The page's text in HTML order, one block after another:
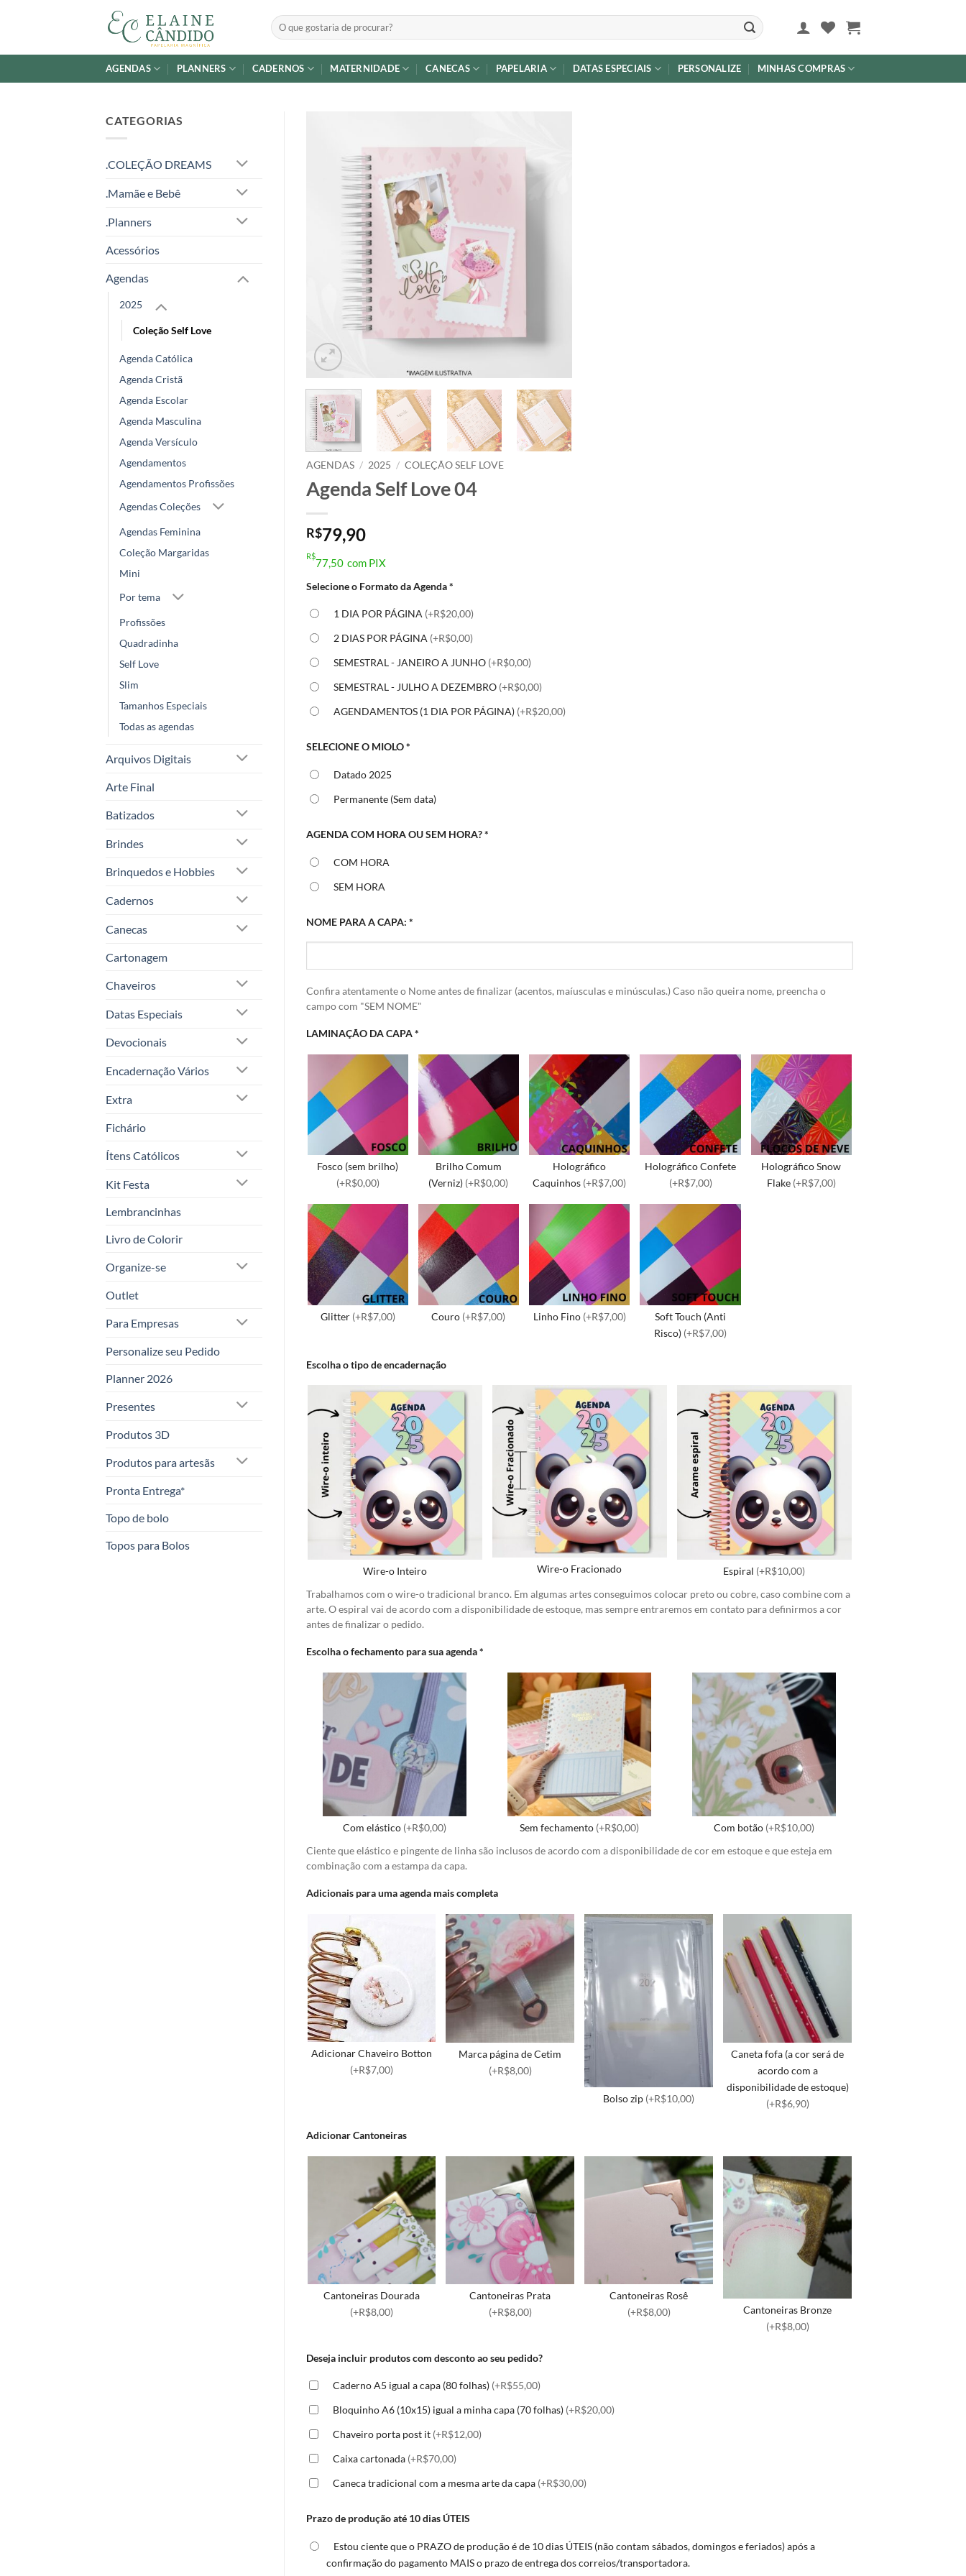
Pesquisar
por:
AGENDAS PLANNERS CADERNOS MATERNIDADE CANECAS PAPELARIA DATAS ESPECIAIS PERSONALIZE MINHAS COMPRAS
CATEGORIAS
.COLEÇÃO DREAMS
.Mamãe e Bebê
.Planners
Acessórios
Agendas
2025
Coleção Self Love
Agenda Católica
Agenda Cristã
Agenda Escolar
Agenda Masculina
Agenda Versículo
Agendamentos
Agendamentos Profissões
Agendas Coleções
Agendas Feminina
Coleção Margaridas
Mini
Por tema
Profissões
Quadradinha
Self Love
Slim
Tamanhos Especiais
Todas as agendas
Arquivos Digitais
Arte Final
Batizados
Brindes
Brinquedos e Hobbies
Cadernos
Canecas
Cartonagem
Chaveiros
Datas Especiais
Devocionais
Encadernação Vários
Extra
Fichário
Ítens Católicos
Kit Festa
Lembrancinhas
Livro de Colorir
Organize-se
Outlet
Para Empresas
Personalize seu Pedido
Planner 2026
Presentes
Produtos 3D
Produtos para artesãs
Pronta Entrega*
Topo de bolo
Topos para Bolos
Adicionar
AGENDAS / 2025 / COLEÇÃO SELF LOVE
Agenda Self Love 04
R$79,90
R$
77,50 com PIX
Selecione o Formato da Agenda *
1 DIA POR PÁGINA (+R$20,00)
2 DIAS POR PÁGINA (+R$0,00)
SEMESTRAL - JANEIRO A JUNHO (+R$0,00)
SEMESTRAL - JULHO A DEZEMBRO (+R$0,00)
AGENDAMENTOS (1 DIA POR PÁGINA) (+R$20,00)
SELECIONE O MIOLO *
Datado 2025
Permanente (Sem data)
AGENDA COM HORA OU SEM HORA? *
COM HORA
SEM HORA
NOME PARA A CAPA: *
Confira atentamente o Nome antes de finalizar (acentos, maíusculas e minúsculas.) Caso não queira nome, preencha o
campo com "SEM NOME"
LAMINAÇÃO DA CAPA *
Fosco (sem brilho)
(+R$0,00)
Brilho Comum
(Verniz) (+R$0,00)
Holográfico
Caquinhos (+R$7,00)
Holográfico Confete
(+R$7,00)
Holográfico Snow
Flake (+R$7,00)
Glitter (+R$7,00) Couro (+R$7,00) Linho Fino (+R$7,00)
Soft Touch (Anti
Risco) (+R$7,00)
Escolha o tipo de encadernação
Wire-o Inteiro Wire-o Fracionado Espiral (+R$10,00)
Trabalhamos com o wire-o tradicional branco. Em algumas artes conseguimos colocar preto ou cobre, caso combine com a
arte. O espiral vai de acordo com a disponibilidade de estoque, mas sempre entraremos em contato para definirmos a cor
antes de finalizar o pedido.
Escolha o fechamento para sua agenda *
Com elástico (+R$0,00) Sem fechamento (+R$0,00) Com botão (+R$10,00)
Ciente que elástico e pingente de linha são inclusos de acordo com a disponibilidade de cor em estoque e que esteja em
combinação com a estampa da capa.
Adicionais para uma agenda mais completa
Adicionar Chaveiro Botton
(+R$7,00)
Marca página de Cetim
(+R$8,00)
Bolso zip (+R$10,00)
Caneta fofa (a cor será de
acordo com a
disponibilidade de estoque)
(+R$6,90)
Adicionar Cantoneiras
Cantoneiras Dourada
(+R$8,00)
Cantoneiras Prata
(+R$8,00)
Cantoneiras Rosê
(+R$8,00)
Cantoneiras Bronze
(+R$8,00)
Deseja incluir produtos com desconto ao seu pedido?
Caderno A5 igual a capa (80 folhas) (+R$55,00)
Bloquinho A6 (10x15) igual a minha capa (70 folhas) (+R$20,00)
Chaveiro porta post it (+R$12,00)
Caixa cartonada (+R$70,00)
Caneca tradicional com a mesma arte da capa (+R$30,00)
Prazo de produção até 10 dias ÚTEIS
Estou ciente que o PRAZO de produção é de 10 dias ÚTEIS (não contam sábados, domingos e feriados) após a
confirmação do pagamento MAIS o prazo de entrega dos correios/transportadora.